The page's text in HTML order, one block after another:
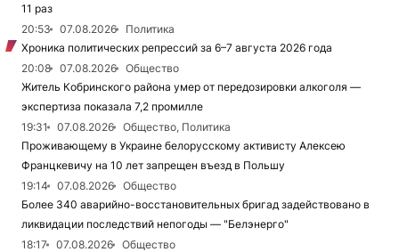
11 раз
20:53
07.08.2026
Политика
Хроника политических репрессий за 6–7 августа 2026 года
20:08
07.08.2026
Общество
Житель Кобринского района умер от передозировки алкоголя —
экспертиза показала 7,2 промилле
19:31
07.08.2026
Общество, Политика
Проживающему в Украине белорусскому активисту Алексею
Францкевичу на 10 лет запрещен въезд в Польшу
19:14
07.08.2026
Общество
Более 340 аварийно-восстановительных бригад задействовано в
ликвидации последствий непогоды — "Белэнерго"
18:17
07.08.2026
Общество